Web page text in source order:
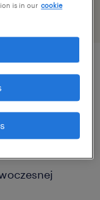
is in our cookie